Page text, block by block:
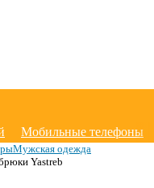
Мобильные телефоны
Мужская одежда
Yastreb